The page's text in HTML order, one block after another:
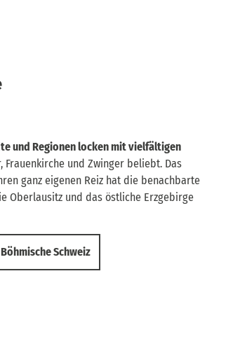
und Regionen locken mit vielfältigen
und Zwinger beliebt. Das
ganz eigenen Reiz hat die benachbarte
Oberlausitz und das östliche Erzgebirge
Böhmische Schweiz